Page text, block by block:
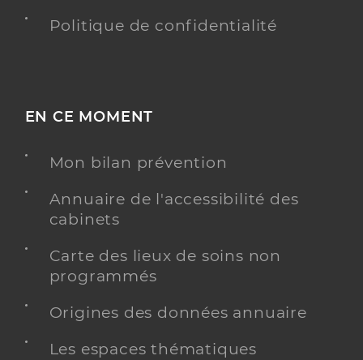
Politique de confidentialité
EN CE MOMENT
Mon bilan prévention
Annuaire de l'accessibilité des
cabinets
Carte des lieux de soins non
programmés
Origines des données annuaire
Les espaces thématiques